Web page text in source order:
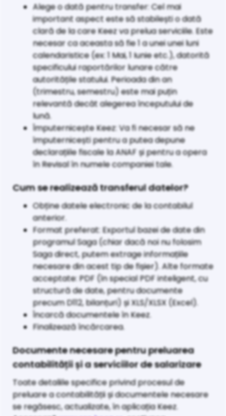
Alege o dată pentru transfer: Cel mai
important aspect este să stabilești o dată
clară de la care Keez va prelua serviciile. Este
necesar ca aceasta să fie 1 a unei unei luni
calendaristice (ex: 1 Mai, 1 Iunie etc.), datorită
specificului raportărilor lunare către
autoritățile statului. Perioada din an
(trimestru, semestru) este mai puțin
relevantă decât alegerea începutului de
lună.
Împuternicește Keez: Va fi necesar să ne
împuternicești pentru a putea depune
declarațiile fiscale la ANAF și pentru a opera
în Revisal în numele companiei tale.
Cum se realizează transferul datelor?
Obține datele electronic de la contabilul
anterior.
Format preferat: Exportul bazei de date din
programul Saga (chiar dacă noi nu folosim
Saga direct, putem extrage informațiile
necesare din acest tip de fișier). Alte formate
acceptate: PDF (în special PDF inteligent, cu
structură de date, pentru documente
precum D112, bilanțuri) și XLS/XLSX (Excel).
Încarcă documentele în Keez.
Finalizează încărcarea.
Documente necesare pentru preluarea
contabilității și a serviciilor de salarizare
Toate detaliile specifice privind procesul de
preluare a contabilității și documentele necesare
se regăsesc, actualizate, în aplicația Keez.